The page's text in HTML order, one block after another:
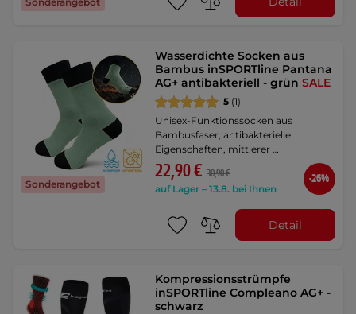
Sonderangebot
Wasserdichte Socken aus
Bambus inSPORTline Pantana
AG+ antibakteriell - grünSALE
5 (1)
Unisex-Funktionssocken aus
Bambusfaser, antibakterielle
Eigenschaften, mittlerer …
22,90 € 30,90 €
auf Lager – 13.8. bei Ihnen
-26%
Detail
Kompressionsstrümpfe
inSPORTline Compleano AG+ -
schwarz